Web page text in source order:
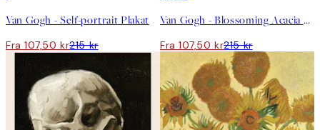
Van Gogh - Self-portrait Plakat
Fra 107,50 kr215 kr
Van Gogh - Blossoming Acacia Branches Plakat
Fra 107,50 kr215 kr